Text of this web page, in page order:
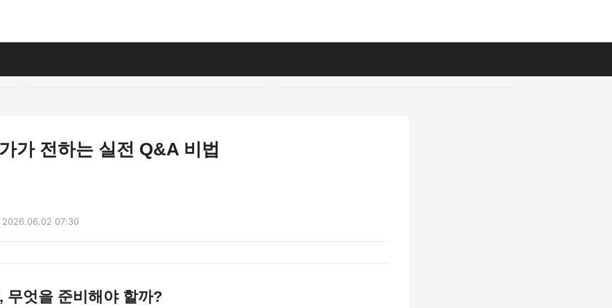
가 전하는 실전 Q&A 비법
2026.06.02 07:30
무엇을 준비해야 할까?